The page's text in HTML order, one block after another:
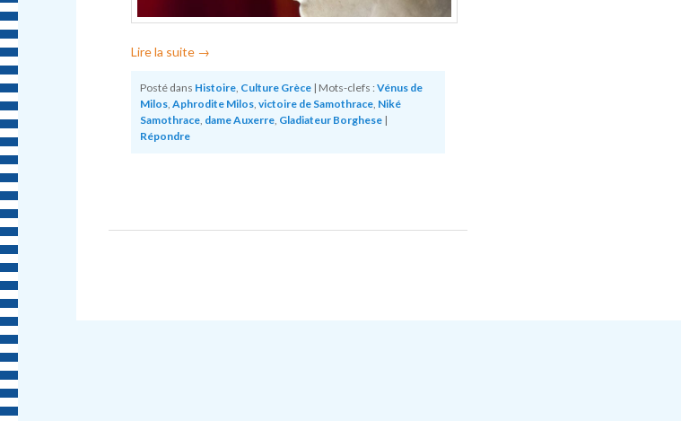
Lire la suite →
Posté dans Histoire, Culture Grèce | Mots-clefs : Vénus de
Milos, Aphrodite Milos, victoire de Samothrace, Niké
Samothrace, dame Auxerre, Gladiateur Borghese |
Répondre